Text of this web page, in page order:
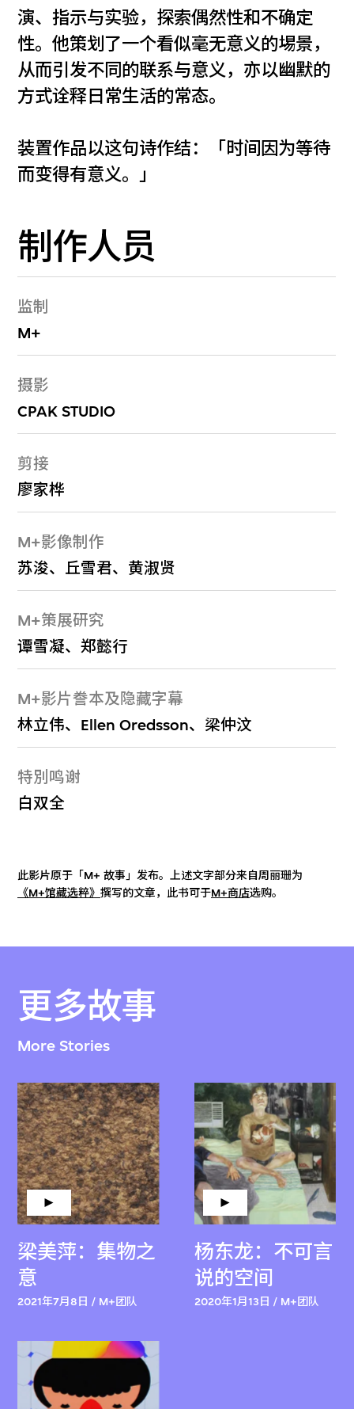
演、指示与实验，探索偶然性和不确定
性。他策划了一个看似毫无意义的埸景，
从而引发不同的联系与意义，亦以幽默的
方式诠释日常生活的常态。
装置作品以这句诗作结：「时间因为等待
而变得有意义。」
制作人员
监制
M+
摄影
CPAK STUDIO
剪接
廖家桦
M+影像制作
苏浚、丘雪君、黄淑贤
M+策展研究
谭雪凝、郑懿行
M+影片誊本及隐藏字幕
林立伟、Ellen Oredsson、梁仲汶
特別鸣谢
白双全
此影片原于「M+ 故事」发布。上述文字部分来自周丽珊为
《M+馆藏选粹》撰写的文章，此书可于M+商店选购。
更多故事
More Stories
梁美萍：集物之
意
2021年7月8日 / M+团队
杨东龙：不可言
说的空间
2020年1月13日 / M+团队